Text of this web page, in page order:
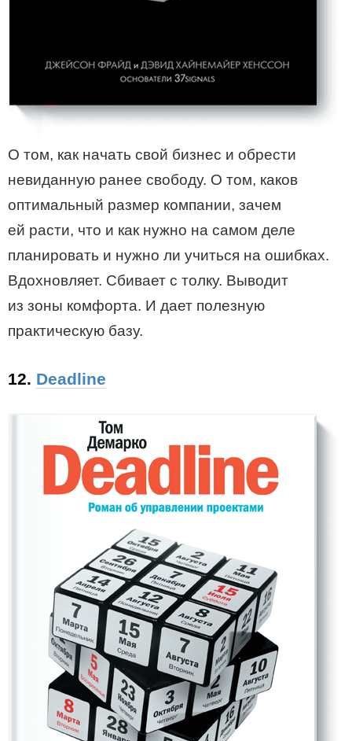
О том, как начать свой бизнес и обрести
невиданную ранее свободу. О том, каков
оптимальный размер компании, зачем
ей расти, что и как нужно на самом деле
планировать и нужно ли учиться на ошибках.
Вдохновляет. Сбивает с толку. Выводит
из зоны комфорта. И дает полезную
практическую базу.
12. Deadline